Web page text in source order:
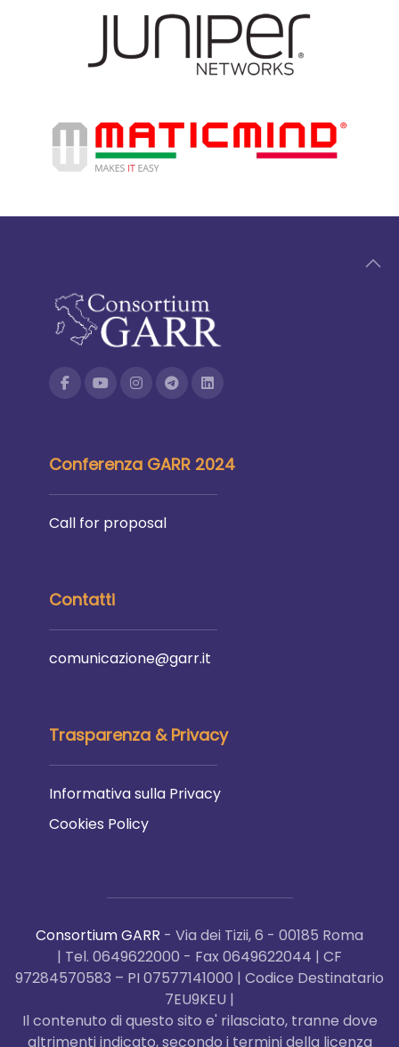
Conferenza GARR 2024
Call for proposal
Contatti
comunicazione@garr.it
Trasparenza & Privacy
Informativa sulla Privacy
Cookies Policy
Consortium GARR - Via dei Tizii, 6 - 00185 Roma
| Tel. 0649622000 - Fax 0649622044 | CF
97284570583 – PI 07577141000 | Codice Destinatario
7EU9KEU |
Il contenuto di questo sito e' rilasciato, tranne dove
altrimenti indicato, secondo i termini della licenza